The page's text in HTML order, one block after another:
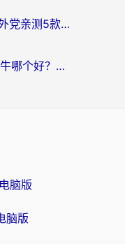
雷神手游和快喵好用吗？海外党亲测5款回国加速器，附斧牛Bling对比+微信视频号解决办法
海外党纠结ChickCN和小黑牛哪个好？一篇帮你选对回国加速器的实用指南
脑版
脑版